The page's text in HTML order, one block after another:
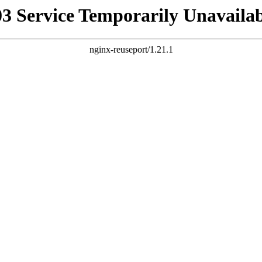
Service Temporarily
nginx-reuseport/1.21.1